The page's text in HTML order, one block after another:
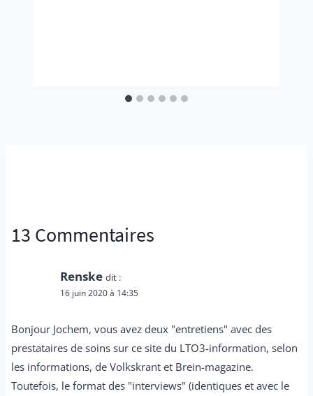
13 Commentaires
Renske dit :
16 juin 2020 à 14:35
Bonjour Jochem, vous avez deux "entretiens" avec des
prestataires de soins sur ce site du LTO3-information, selon
les informations, de Volkskrant et Brein-magazine.
Toutefois, le format des "interviews" (identiques et avec le